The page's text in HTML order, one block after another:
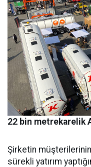
22 bin metrekarelik
Şirketin müşterilerinin
sü­rekli yatırım